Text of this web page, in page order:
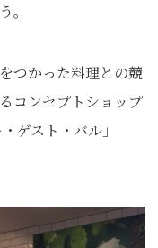
。
つかった料理との競
コンセプトショップ
ゲスト・バル」